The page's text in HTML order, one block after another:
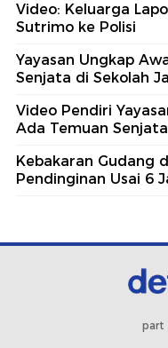
Video: Keluarga
Sutrimo ke Polisi
Yayasan Ungkap
Senjata di Sekolah
Video Pendiri
Ada Temuan
Kebakaran Gudang
Pendinginan Usai 6
part